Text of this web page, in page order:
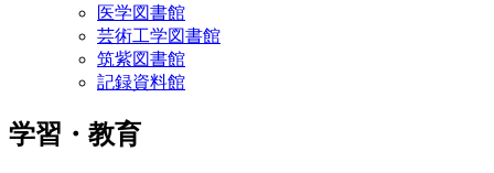
医学図書館
芸術工学図書館
筑紫図書館
記録資料館
学習・教育